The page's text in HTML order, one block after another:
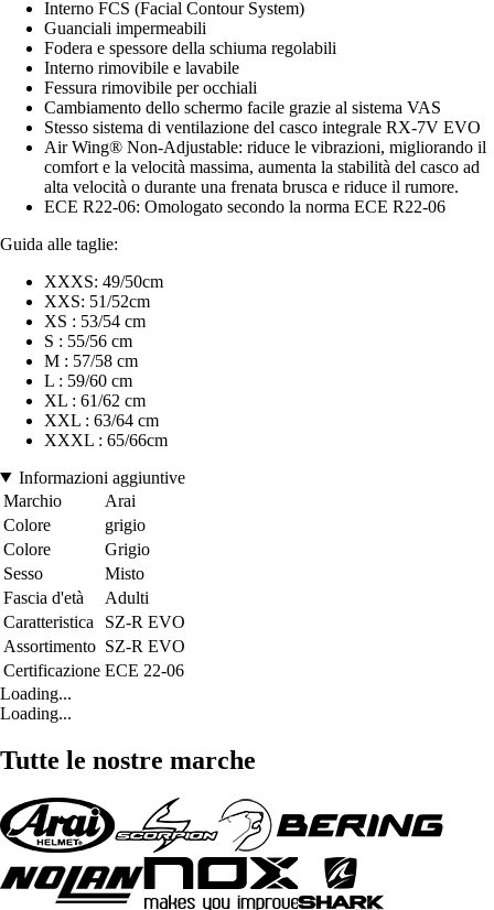
Interno FCS (Facial Contour System)
Guanciali impermeabili
Fodera e spessore della schiuma regolabili
Interno rimovibile e lavabile
Fessura rimovibile per occhiali
Cambiamento dello schermo facile grazie al sistema VAS
Stesso sistema di ventilazione del casco integrale RX-7V EVO
Air Wing® Non-Adjustable: riduce le vibrazioni, migliorando il
comfort e la velocità massima, aumenta la stabilità del casco ad
alta velocità o durante una frenata brusca e riduce il rumore.
ECE R22-06: Omologato secondo la norma ECE R22-06
Guida alle taglie:
XXXS: 49/50cm
XXS: 51/52cm
XS : 53/54 cm
S : 55/56 cm
M : 57/58 cm
L : 59/60 cm
XL : 61/62 cm
XXL : 63/64 cm
XXXL : 65/66cm
Informazioni aggiuntive
Marchio
Arai
Colore
grigio
Colore
Grigio
Sesso
Misto
Fascia d'età
Adulti
Caratteristica
SZ-R EVO
Assortimento SZ-R EVO
Certificazione ECE 22-06
Loading...
Loading...
Tutte le nostre marche